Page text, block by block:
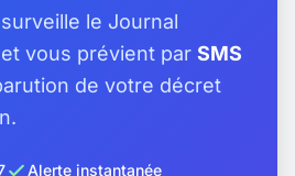
le Journal
vous prévient par SMS
de votre décret
Alerte instantanée